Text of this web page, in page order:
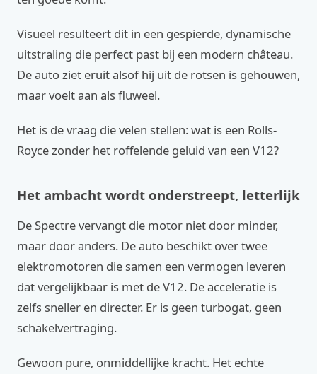
Visueel resulteert dit in een gespierde, dynamische
uitstraling die perfect past bij een modern château.
De auto ziet eruit alsof hij uit de rotsen is gehouwen,
maar voelt aan als fluweel.
Het is de vraag die velen stellen: wat is een Rolls-
Royce zonder het roffelende geluid van een V12?
Het ambacht wordt onderstreept, letterlijk
De Spectre vervangt die motor niet door minder,
maar door anders. De auto beschikt over twee
elektromotoren die samen een vermogen leveren
dat vergelijkbaar is met de V12. De acceleratie is
zelfs sneller en directer. Er is geen turbogat, geen
schakelvertraging.
Gewoon pure, onmiddellijke kracht. Het echte